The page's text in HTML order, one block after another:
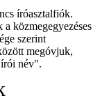
íróasztalfiók.
közmegegyezéses
szerint
megóvjuk,
név".